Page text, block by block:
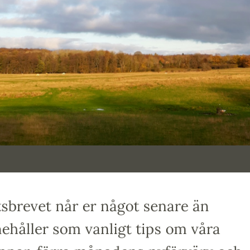
når er något senare än
som vanligt tips om våra